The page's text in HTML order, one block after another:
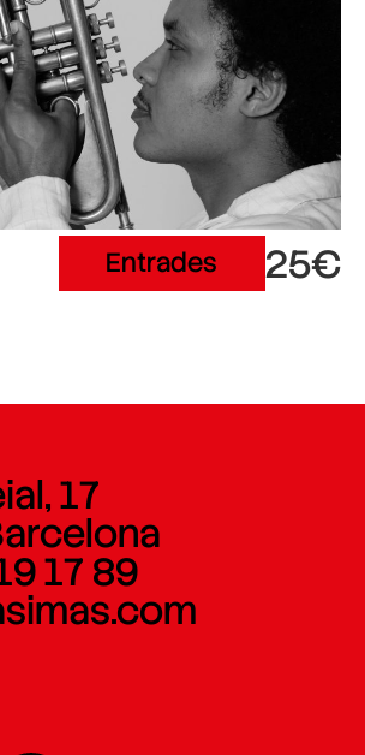
Entrades 25€
17
17 89